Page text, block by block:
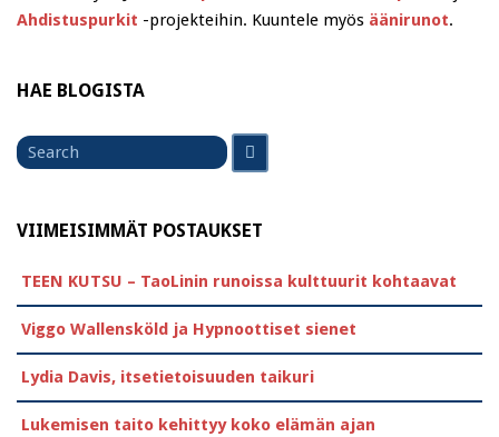
Ahdistuspurkit -projekteihin. Kuuntele myös äänirunot.
HAE BLOGISTA
Search
for
VIIMEISIMMÄT POSTAUKSET
TEEN KUTSU – TaoLinin runoissa kulttuurit kohtaavat
Viggo Wallensköld ja Hypnoottiset sienet
Lydia Davis, itsetietoisuuden taikuri
Lukemisen taito kehittyy koko elämän ajan